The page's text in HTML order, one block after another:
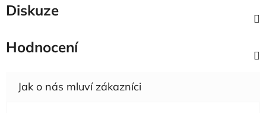
Diskuze
Hodnocení